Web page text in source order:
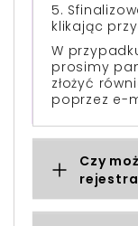
5.
klikając
W
prosimy
złożyć
poprzez e-
Czy